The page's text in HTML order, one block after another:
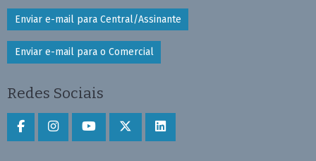
Enviar e-mail para Central/Assinante
Enviar e-mail para o Comercial
Redes Sociais